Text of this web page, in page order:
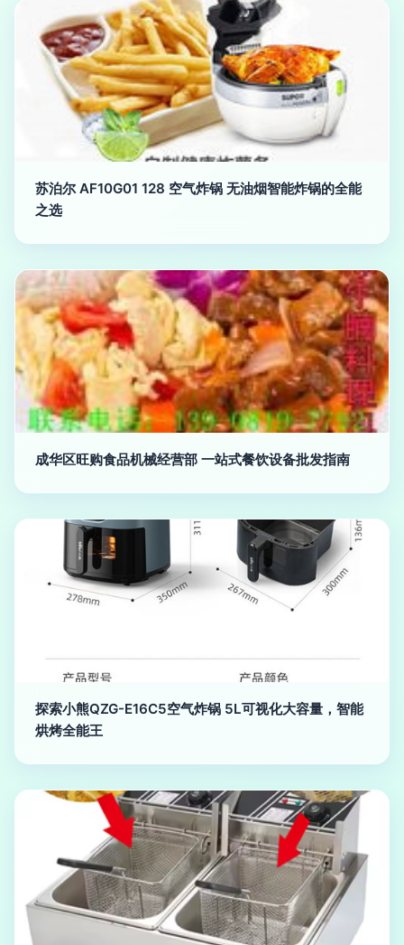
苏泊尔 AF10G01 128 空气炸锅 无油烟智能炸锅的全能
之选
成华区旺购食品机械经营部 一站式餐饮设备批发指南
探索小熊QZG-E16C5空气炸锅 5L可视化大容量，智能
烘烤全能王